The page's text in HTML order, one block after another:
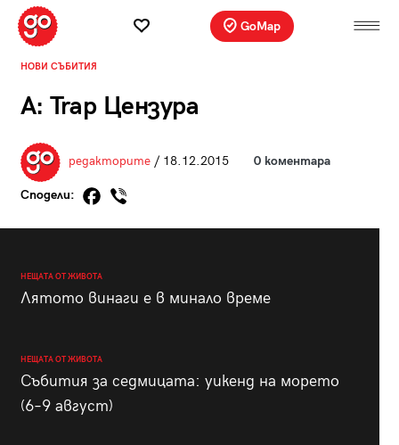
GoMap
НОВИ СЪБИТИЯ
A: Trap Цензура
редакторите/ 18.12.2015 0 коментара
Сподели:
НЕЩАТА ОТ ЖИВОТА
Лятото винаги е в минало време
НЕЩАТА ОТ ЖИВОТА
Събития за седмицата: уикенд на морето
(6–9 август)